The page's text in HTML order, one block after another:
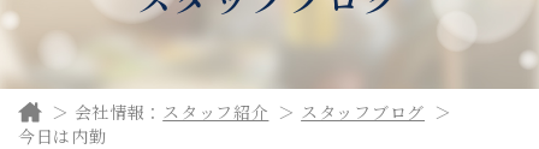
会社情報： スタッフ紹介
スタッフブログ
今日は内勤